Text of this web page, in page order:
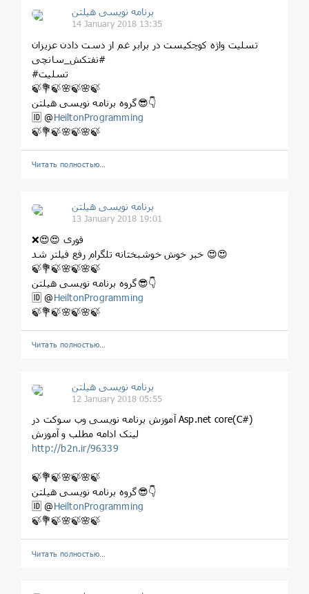
برنامه نویسی هیلتن
14 January 2018 13:35
تسلیت واژه کوچکیست در برابر غم از دست دادن عزیزان
#نفتکش_سانچی
#تسلیت
🍃💐🍃🌸🍃🌸🍃
گروه برنامه نویسی هیلتن😎👇
🆔 @HeiltonProgramming
🍃💐🍃🌸🍃🌸🍃
Читать полностью…
برنامه نویسی هیلتن
13 January 2018 19:01
❌😍😍 فوری
خبر خوش خوشبختانه تلگرام رفع فیلتر شد 😍😍
🍃💐🍃🌸🍃🌸🍃
گروه برنامه نویسی هیلتن😎👇
🆔 @HeiltonProgramming
🍃💐🍃🌸🍃🌸🍃
Читать полностью…
برنامه نویسی هیلتن
12 January 2018 05:55
آموزش برنامه نویسی وب سوکت در Asp.net core(C#)
لینک ادامه مطلب و آموزش
http://b2n.ir/96339
🍃💐🍃🌸🍃🌸🍃
گروه برنامه نویسی هیلتن😎👇
🆔 @HeiltonProgramming
🍃💐🍃🌸🍃🌸🍃
Читать полностью…